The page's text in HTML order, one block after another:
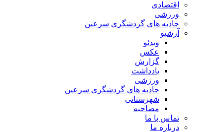
اقتصادی
ورزشی
جاذبه های گردشگری سرعین
آرشیو
ویدئو
عکس
گزارش
یادداشت
ورزشی
جاذبه های گردشگری سرعین
شهرستانی
مصاحبه
تماس با ما
درباره ما